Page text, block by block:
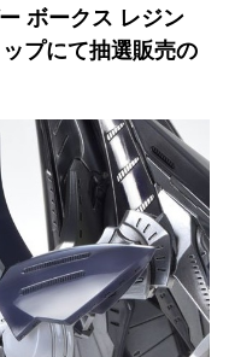
ボークス レジン
プにて抽選販売の